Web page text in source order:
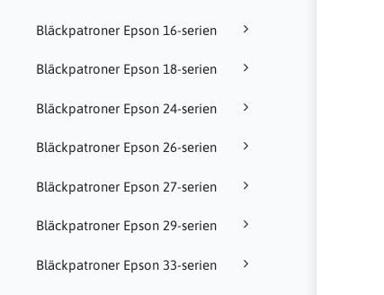
Bläckpatroner Epson 16-serien
Bläckpatroner Epson 18-serien
Bläckpatroner Epson 24-serien
Bläckpatroner Epson 26-serien
Bläckpatroner Epson 27-serien
Bläckpatroner Epson 29-serien
Bläckpatroner Epson 33-serien